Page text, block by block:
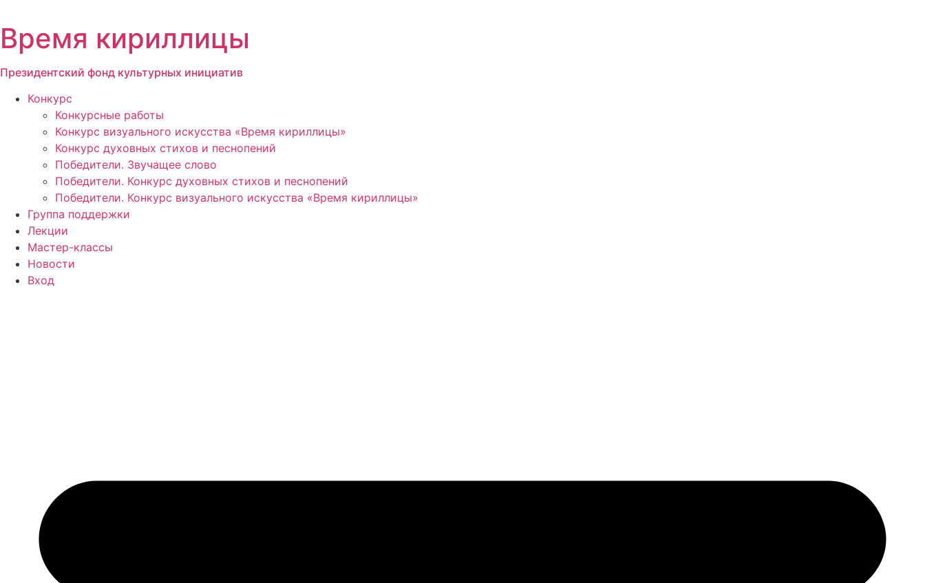
содержимому
Время кириллицы
Президентский фонд культурных инициатив
Конкурс
Конкурсные работы
Конкурс визуального искусства «Время кириллицы»
Конкурс духовных стихов и песнопений
Победители. Звучащее слово
Победители. Конкурс духовных стихов и песнопений
Победители. Конкурс визуального искусства «Время кириллицы»
Группа поддержки
Лекции
Мастер-классы
Новости
Вход